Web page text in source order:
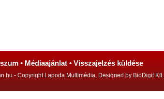
• Médiaajánlat • Visszajelzés küldése
- Copyright Lapoda Multimédia, Designed by BioDigit Kft.